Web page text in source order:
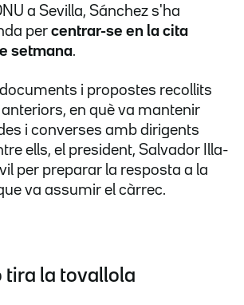
a Sevilla, Sánchez s'ha
per centrar-se en la cita
setmana.
i propostes recollits
en què va mantenir
i converses amb dirigents
ells, el president, Salvador Illa-
per preparar la resposta a la
va assumir el càrrec.
tira la tovallola